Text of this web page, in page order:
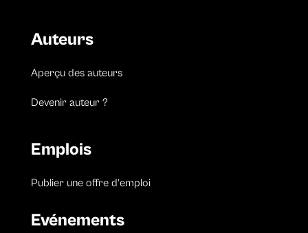
Auteurs
Aperçu des auteurs
Devenir auteur ?
Emplois
Publier une offre d’emploi
Evénements